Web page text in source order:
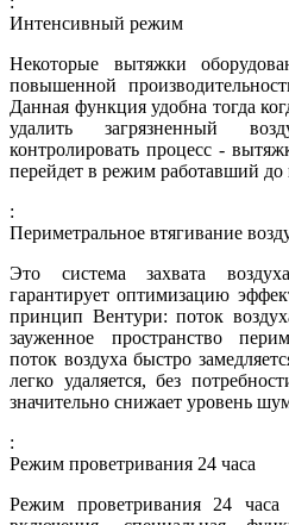
Интенсивный режим
Некоторые вытяжки
повышенной
Данная функция удобна тогда
удалить загрязненный
контролировать процесс -
перейдет в режим работавший
:
Периметральное втягивание
Это система захвата
гарантирует оптимизацию
принцип Вентури: поток
зауженное пространство
поток воздуха быстро
легко удаляется, без
значительно снижает уровень
:
Режим проветривания 24 часа
Режим проветривания 24